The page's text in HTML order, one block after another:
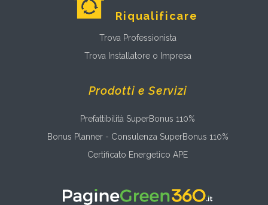
Riqualificare
Trova Professionista
Trova Installatore o Impresa
Prodotti e Servizi
Prefattibilità SuperBonus 110%
Bonus Planner - Consulenza SuperBonus 110%
Certificato Energetico APE